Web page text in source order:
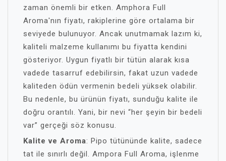
zaman önemli bir etken. Amphora Full
Aroma'nın fiyatı, rakiplerine göre ortalama bir
seviyede bulunuyor. Ancak unutmamak lazım ki,
kaliteli malzeme kullanımı bu fiyatta kendini
gösteriyor. Uygun fiyatlı bir tütün alarak kısa
vadede tasarruf edebilirsin, fakat uzun vadede
kaliteden ödün vermenin bedeli yüksek olabilir.
Bu nedenle, bu ürünün fiyatı, sunduğu kalite ile
doğru orantılı. Yani, bir nevi “her şeyin bir bedeli
var” gerçeği söz konusu.
Kalite ve Aroma: Pipo tütününde kalite, sadece
tat ile sınırlı değil. Ampora Full Aroma, işlenme